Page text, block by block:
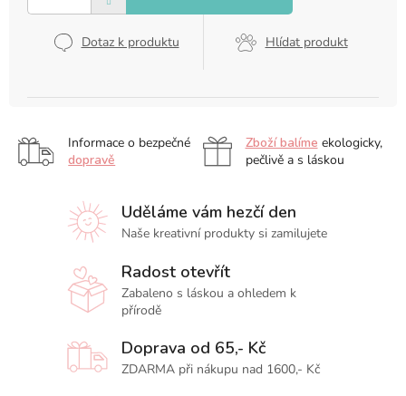
Dotaz k produktu Hlídat produkt
Informace o bezpečné
dopravě
Zboží balíme ekologicky,
pečlivě a s láskou
Uděláme vám hezčí den
Naše kreativní produkty si zamilujete
Radost otevřít
Zabaleno s láskou a ohledem k
přírodě
Doprava od 65,- Kč
ZDARMA při nákupu nad 1600,- Kč